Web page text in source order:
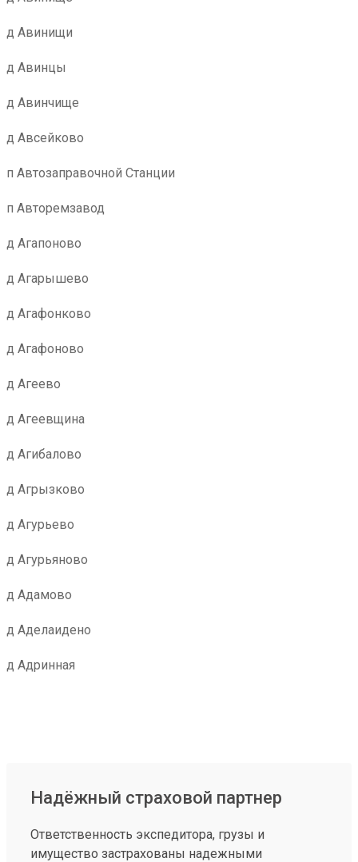
д Авинищи
д Авинцы
д Авинчище
д Авсейково
п Автозаправочной Станции
п Авторемзавод
д Агапоново
д Агарышево
д Агафонково
д Агафоново
д Агеево
д Агеевщина
д Агибалово
д Агрызково
д Агурьево
д Агурьяново
д Адамово
д Аделаидено
д Адринная
Надёжный страховой партнер
Ответственность экспедитора, грузы и
имущество застрахованы надежными